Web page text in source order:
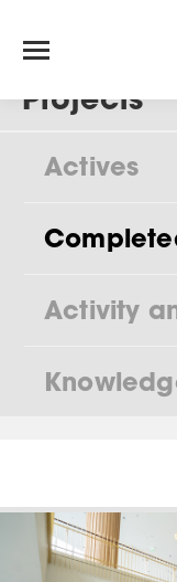
Projects
Actives
Activity